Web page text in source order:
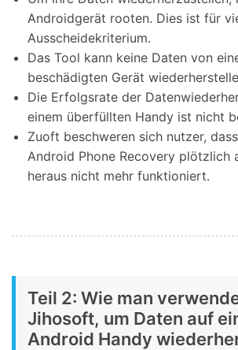
Androidgerät rooten. Dies ist für
Ausscheidekriterium.
Das Tool kann keine Daten von
beschädigten Gerät
Die Erfolgsrate der
einem überfüllten Handy ist nicht
Zuoft beschweren sich nutzer,
Android Phone Recovery plötzlich
heraus nicht mehr funktioniert.
Teil 2: Wie man
Jihosoft, um Daten auf
Android Handy